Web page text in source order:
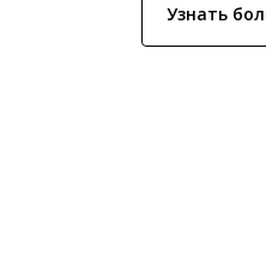
Узнать